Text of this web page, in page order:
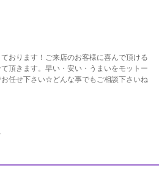
おります！ご来店のお客様に喜んで頂ける
頂きます。早い・安い・うまいをモットー
任せ下さい☆どんな事でもご相談下さいね